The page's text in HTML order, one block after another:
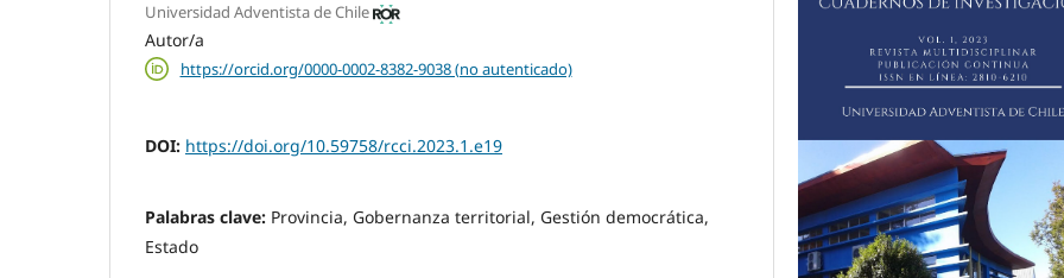
Universidad Adventista de Chile
Autor/a
https://orcid.org/0000-0002-8382-9038 (no autenticado)
DOI: https://doi.org/10.59758/rcci.2023.1.e19
Palabras clave: Provincia, Gobernanza territorial, Gestión democrática,
Estado